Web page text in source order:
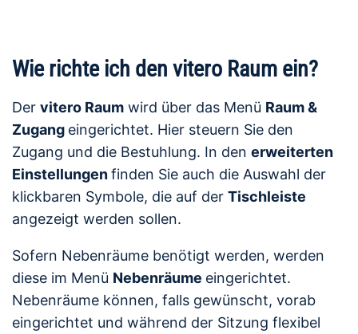
Wie richte ich den vitero Raum ein?
Der vitero Raum wird über das Menü Raum &
Zugang eingerichtet. Hier steuern Sie den
Zugang und die Bestuhlung. In den erweiterten
Einstellungenfinden Sie auch die Auswahl der
klickbaren Symbole, die auf der Tischleiste
angezeigt werden sollen.
Sofern Nebenräume benötigt werden, werden
diese im Menü Nebenräume eingerichtet.
Nebenräume können, falls gewünscht, vorab
eingerichtet und während der Sitzung flexibel